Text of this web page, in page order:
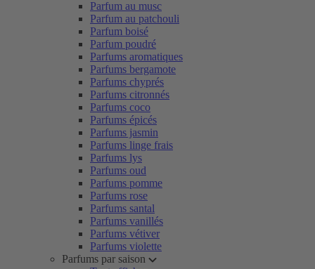
Parfum au musc
Parfum au patchouli
Parfum boisé
Parfum poudré
Parfums aromatiques
Parfums bergamote
Parfums chyprés
Parfums citronnés
Parfums coco
Parfums épicés
Parfums jasmin
Parfums linge frais
Parfums lys
Parfums oud
Parfums pomme
Parfums rose
Parfums santal
Parfums vanillés
Parfums vétiver
Parfums violette
Parfums par saison